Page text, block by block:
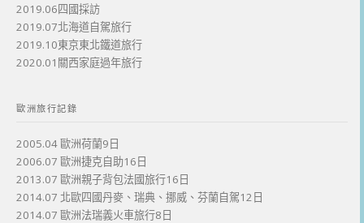
2019.06四國採訪
2019.07北海道自駕旅行
2019.10東京東北鐵道旅行
2020.01關西家庭過年旅行
歐洲旅行記錄
2005.04 歐洲荷蘭9日
2006.07 歐洲捷克自助16日
2013.07 歐洲親子背包法國旅行16日
2014.07 北歐四國丹麥、瑞典、挪威、芬蘭自駕12日
2014.07 歐洲法瑞義火車旅行8日